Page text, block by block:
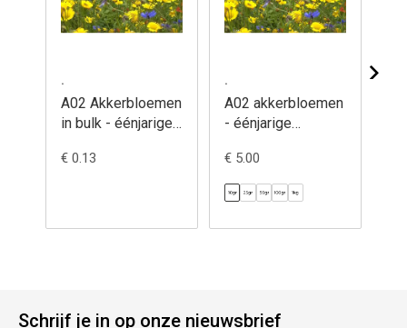
.
A02 Akkerbloemen
in bulk - éénjarige
€ 0.13
.
A02 akkerbloemen
- éénjarige
€ 5.00
Schrijf je in op onze nieuwsbrief